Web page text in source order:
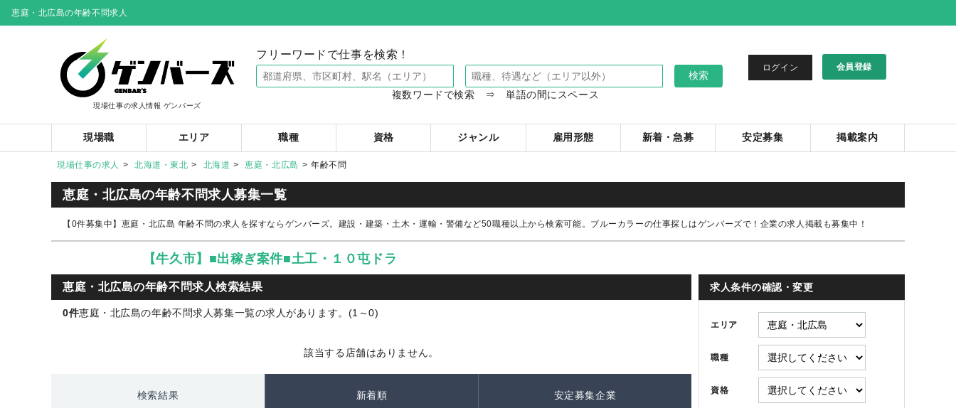
恵庭・北広島の年齢不問求人
現場仕事の求人情報 ゲンバーズ
フリーワードで仕事を検索！
複数ワードで検索 ⇒ 単語の間にスペース
ログイン 会員登録
現場職 エリア 職種 資格 ジャンル 雇用形態 新着・急募 安定募集 掲載案内
現場仕事の求人 北海道・東北 北海道 恵庭・北広島 年齢不問
恵庭・北広島の年齢不問求人募集一覧
【0件募集中】恵庭・北広島 年齢不問の求人を探すならゲンバーズ。建設・建築・土木・運輸・警備など50職種以上から検索可能。ブルーカラーの仕事探しはゲンバーズで！企業の求人掲載も募集中！
【牛久市】■出稼ぎ案件■土工・１０屯ドラ
恵庭・北広島の年齢不問求人検索結果
0件恵庭・北広島の年齢不問求人募集一覧の求人があります。(1～0)
該当する店舗はありません。
検索結果 新着順 安定募集企業
求人条件の確認・変更
エリア
職種
資格